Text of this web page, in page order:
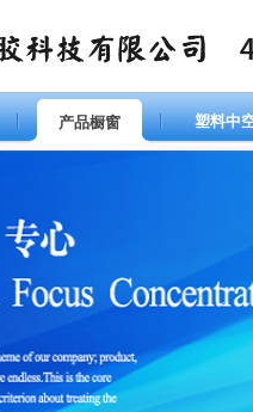
产品橱窗 塑料中